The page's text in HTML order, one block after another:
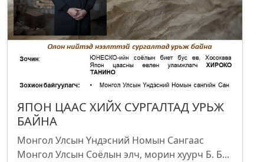
ЯПОН ЦААС ХИЙХ СУРГАЛТАД УРЬЖ
БАЙНА
Монгол Улсын Үндэсний Номын Сангаас
Монгол Улсын Соёлын элч, морин хуурч Б. Б...